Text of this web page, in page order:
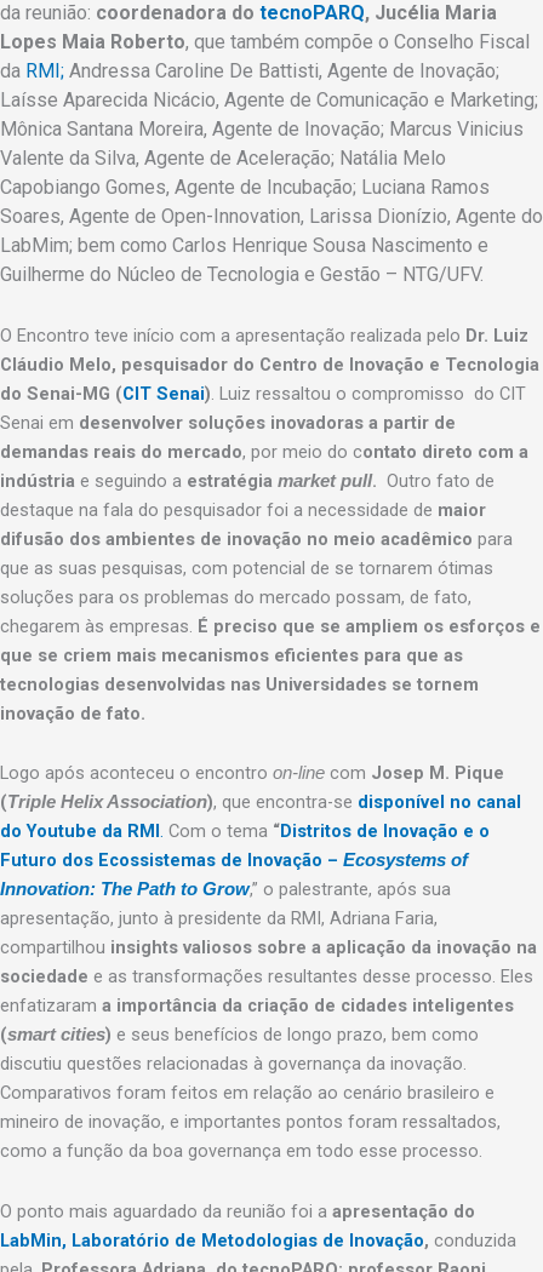
da reunião: coordenadora do tecnoPARQ, Jucélia Maria
Lopes Maia Roberto, que também compõe o Conselho Fiscal
da RMI; Andressa Caroline De Battisti, Agente de Inovação;
Laísse Aparecida Nicácio, Agente de Comunicação e Marketing;
Mônica Santana Moreira, Agente de Inovação; Marcus Vinicius
Valente da Silva, Agente de Aceleração; Natália Melo
Capobiango Gomes, Agente de Incubação; Luciana Ramos
Soares, Agente de Open-Innovation, Larissa Dionízio, Agente do
LabMim; bem como Carlos Henrique Sousa Nascimento e
Guilherme do Núcleo de Tecnologia e Gestão – NTG/UFV.
O Encontro teve início com a apresentação realizada pelo Dr. Luiz
Cláudio Melo, pesquisador do Centro de Inovação e Tecnologia
do Senai-MG (CIT Senai) . Luiz ressaltou o compromisso do CIT
Senai em desenvolver soluções inovadoras a partir de
demandas reais do mercado, por meio do contato direto com a
indústria e seguindo a estratégia market pull. Outro fato de
destaque na fala do pesquisador foi a necessidade de maior
difusão dos ambientes de inovação no meio acadêmico para
que as suas pesquisas, com potencial de se tornarem ótimas
soluções para os problemas do mercado possam, de fato,
chegarem às empresas. É preciso que se ampliem os esforços e
que se criem mais mecanismos eficientes para que as
tecnologias desenvolvidas nas Universidades se tornem
inovação de fato.
Logo após aconteceu o encontro on-line com Josep M. Pique
(Triple Helix Association), que encontra-se disponível no canal
do Youtube da RMI. Com o tema “Distritos de Inovação e o
Futuro dos Ecossistemas de Inovação – Ecosystems of
Innovation: The Path to Grow,” o palestrante, após sua
apresentação, junto à presidente da RMI, Adriana Faria,
compartilhou insights valiosos sobre a aplicação da inovação na
sociedade e as transformações resultantes desse processo. Eles
enfatizaram a importância da criação de cidades inteligentes
(smart cities) e seus benefícios de longo prazo, bem como
discutiu questões relacionadas à governança da inovação.
Comparativos foram feitos em relação ao cenário brasileiro e
mineiro de inovação, e importantes pontos foram ressaltados,
como a função da boa governança em todo esse processo.
O ponto mais aguardado da reunião foi a apresentação do
LabMin, Laboratório de Metodologias de Inovação, conduzida